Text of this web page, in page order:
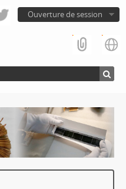
Ouverture de session